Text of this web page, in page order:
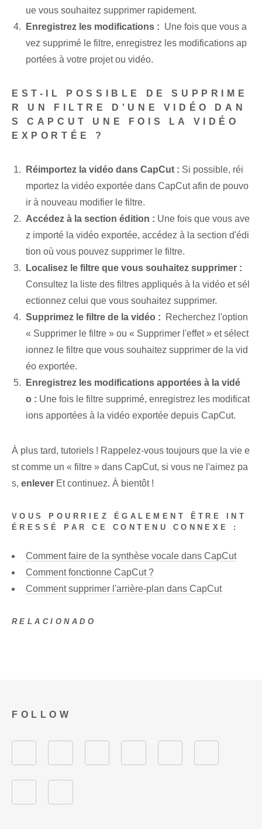
ue vous souhaitez supprimer rapidement.
Enregistrez les modifications : ‍ Une fois que vous a
vez supprimé le filtre, ⁢enregistrez⁢ les modifications ap
portées à votre⁤ projet ou vidéo.
EST-IL POSSIBLE DE SUPPRIME
R UN FILTRE D'UNE VIDÉO DAN
S CAPCUT UNE FOIS LA VIDÉO
EXPORTÉE ?
Réimportez la vidéo dans CapCut : Si possible, réi
mportez la vidéo exportée dans CapCut afin de pouvo
ir à nouveau modifier le filtre.
Accédez à la section édition : Une fois que vous ave
z importé la vidéo exportée, accédez à la section d'édi
tion où vous pouvez supprimer le filtre.
Localisez le filtre que vous souhaitez supprimer :
Consultez la liste des filtres appliqués à la vidéo et sél
ectionnez celui que vous souhaitez supprimer.
Supprimez le⁢ filtre de la vidéo : ‌ Recherchez l'option
« Supprimer le filtre »⁢ ou « Supprimer l'effet » et sélect
ionnez le filtre que vous souhaitez supprimer de la vid
éo exportée.
Enregistrez les modifications apportées à la vidé
o : ⁣Une fois le filtre supprimé, enregistrez les modificat
ions apportées à la vidéo exportée depuis CapCut.
À plus tard, tutoriels ! Rappelez-vous toujours que la vie e
st comme un « filtre » dans CapCut, si vous ne l'aimez pa
s, enlever Et continuez. ‌À bientôt⁢ !
VOUS POURRIEZ ÉGALEMENT ÊTRE INT
ÉRESSÉ PAR CE CONTENU CONNEXE :
Comment faire de la synthèse vocale dans CapCut
Comment fonctionne CapCut ?
Comment supprimer l'arrière-plan dans CapCut
RELACIONADO
FOLLOW